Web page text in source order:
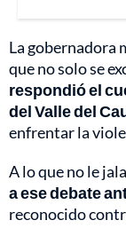
La gobernadora
que no solo se
respondió el
del Valle del
enfrentar la
A lo que no le
a ese debate
reconocido